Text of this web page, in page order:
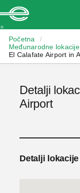
Početna
/
Međunarodne
El Calafate Airport in
Detalji
Airport
Detalji lokacije